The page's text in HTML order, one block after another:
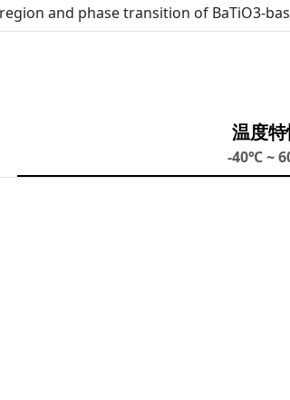
and phase transition of BaTiO3-
温度
-40℃ ~